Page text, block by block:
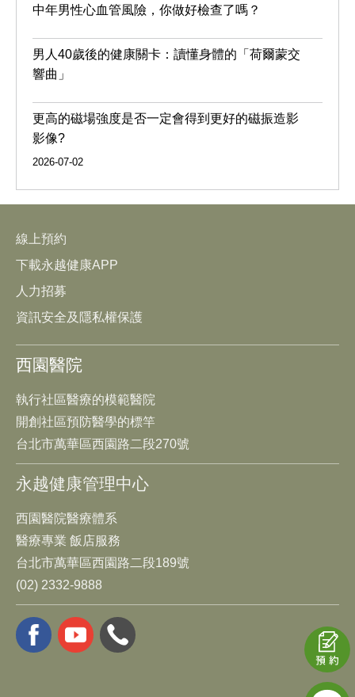
中年男性心血管風險，你做好檢查了嗎？
男人40歲後的健康關卡：讀懂身體的「荷爾蒙交
響曲」
更高的磁場強度是否一定會得到更好的磁振造影
影像?
2026-07-02
線上預約
下載永越健康APP
人力招募
資訊安全及隱私權保護
西園醫院
執行社區醫療的模範醫院
開創社區預防醫學的標竿
台北市萬華區西園路二段270號
永越健康管理中心
西園醫院醫療體系
醫療專業 飯店服務
台北市萬華區西園路二段189號
(02) 2332-9888